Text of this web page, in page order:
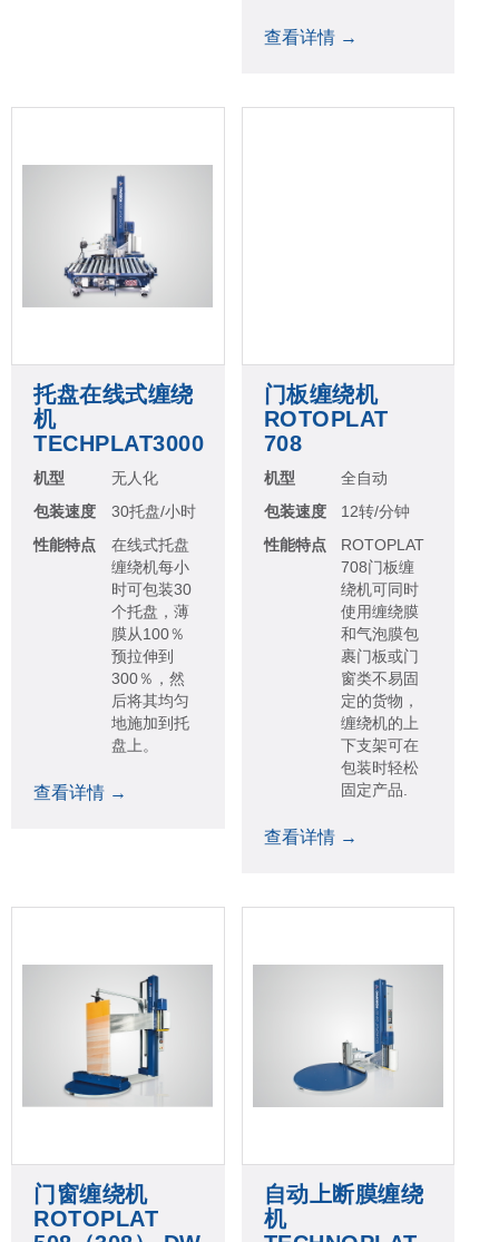
查看详情 →
托盘在线式缠绕
机
TECHPLAT3000
机型
无人化
包装速度
30托盘/小时
性能特点
在线式托盘
缠绕机每小
时可包装30
个托盘，薄
膜从100％
预拉伸到
300％，然
后将其均匀
地施加到托
盘上。
查看详情 →
门板缠绕机
ROTOPLAT
708
机型
全自动
包装速度
12转/分钟
性能特点
ROTOPLAT
708门板缠
绕机可同时
使用缠绕膜
和气泡膜包
裹门板或门
窗类不易固
定的货物，
缠绕机的上
下支架可在
包装时轻松
固定产品.
查看详情 →
门窗缠绕机
ROTOPLAT
自动上断膜缠绕
机